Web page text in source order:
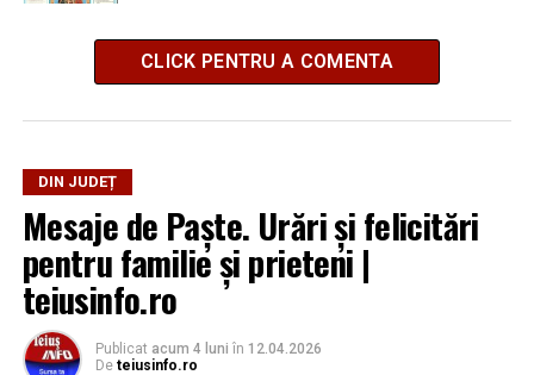
CLICK PENTRU A COMENTA
DIN JUDEȚ
Mesaje de Paște. Urări și felicitări
pentru familie și prieteni |
teiusinfo.ro
Publicat acum 4 luni în 12.04.2026
De teiusinfo.ro